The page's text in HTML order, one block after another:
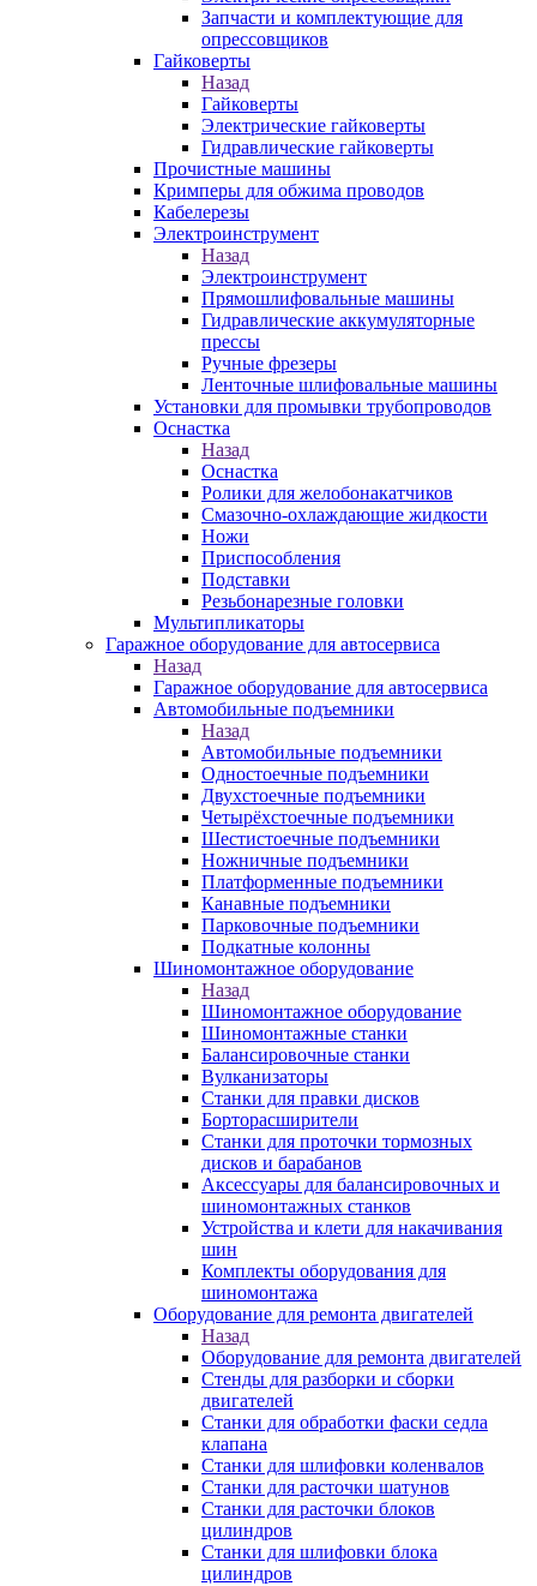
Запчасти и комплектующие для
опрессовщиков
Гайковерты
Назад
Гайковерты
Электрические гайковерты
Гидравлические гайковерты
Прочистные машины
Кримперы для обжима проводов
Кабелерезы
Электроинструмент
Назад
Электроинструмент
Прямошлифовальные машины
Гидравлические аккумуляторные
прессы
Ручные фрезеры
Ленточные шлифовальные машины
Установки для промывки трубопроводов
Оснастка
Назад
Оснастка
Ролики для желобонакатчиков
Смазочно-охлаждающие жидкости
Ножи
Приспособления
Подставки
Резьбонарезные головки
Мультипликаторы
Гаражное оборудование для автосервиса
Назад
Гаражное оборудование для автосервиса
Автомобильные подъемники
Назад
Автомобильные подъемники
Одностоечные подъемники
Двухстоечные подъемники
Четырёхстоечные подъемники
Шестистоечные подъемники
Ножничные подъемники
Платформенные подъемники
Канавные подъемники
Парковочные подъемники
Подкатные колонны
Шиномонтажное оборудование
Назад
Шиномонтажное оборудование
Шиномонтажные станки
Балансировочные станки
Вулканизаторы
Станки для правки дисков
Борторасширители
Станки для проточки тормозных
дисков и барабанов
Аксессуары для балансировочных и
шиномонтажных станков
Устройства и клети для накачивания
шин
Комплекты оборудования для
шиномонтажа
Оборудование для ремонта двигателей
Назад
Оборудование для ремонта двигателей
Стенды для разборки и сборки
двигателей
Станки для обработки фаски седла
клапана
Станки для шлифовки коленвалов
Станки для расточки шатунов
Станки для расточки блоков
цилиндров
Станки для шлифовки блока
цилиндров